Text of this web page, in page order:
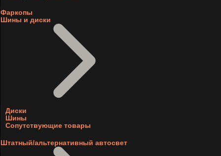
Фаркопы
Шины и диски
Диски
Шины
Сопутствующие товары
Штатный/альтернативный автосвет